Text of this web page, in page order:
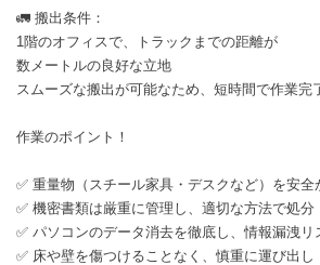
🚛 搬出条件：
1階のオフィスで、トラックまでの距離が
数メートルの良好な立地
スムーズな搬出が可能なため、短時間で作業完
作業のポイント！
✅ 重量物（スチール家具・デスクなど）を安全
✅ 機密書類は厳重に管理し、適切な方法で処分
✅ パソコンのデータ消去を徹底し、情報漏洩リ
✅ 床や壁を傷つけることなく、慎重に運び出し